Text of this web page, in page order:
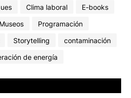
Clima laboral
E-books
Museos
Programación
Storytelling
contaminación
de energía